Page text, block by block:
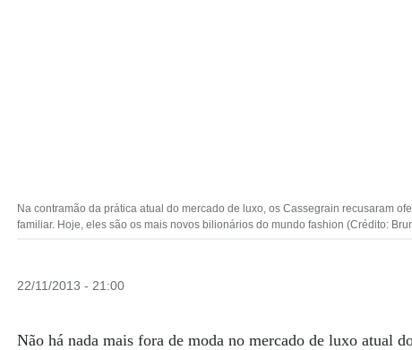
Na contramão da prática atual do mercado de luxo, os Cassegrain recusaram
familiar. Hoje, eles são os mais novos bilionários do mundo fashion (Crédito:
22/11/2013 - 21:00
Não há nada mais fora de moda no mercado de luxo atual